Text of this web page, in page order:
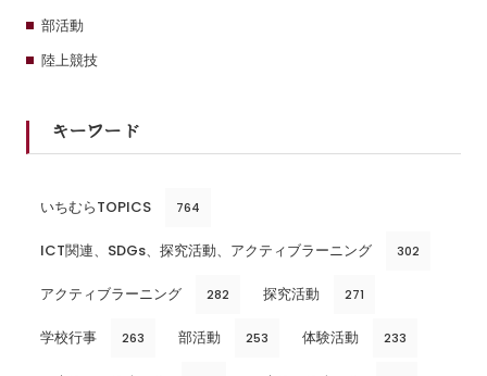
部活動
陸上競技
キーワード
いちむらTOPICS 764
ICT関連、SDGs、探究活動、アクティブラーニング 302
アクティブラーニング 282 探究活動 271
学校行事 263 部活動 253 体験活動 233